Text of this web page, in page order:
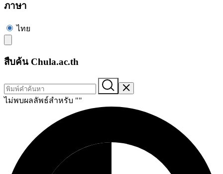
ภาษา
ไทย
สืบค้น Chula.ac.th
ไม่พบผลลัพธ์สำหรับ ""